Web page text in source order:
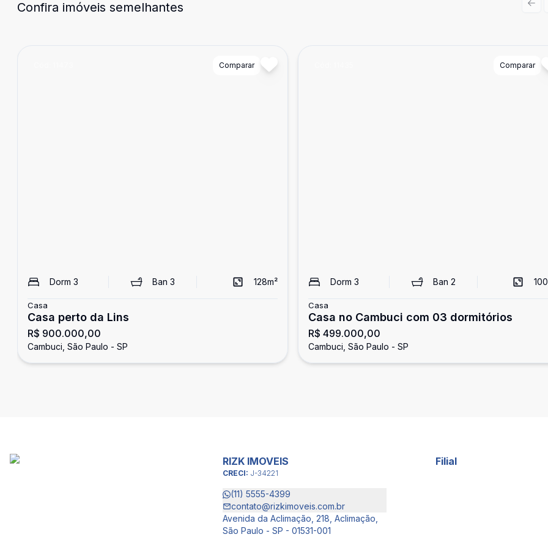
Confira imóveis semelhantes
Comparar
Dorm 3 Ban3 128m²
Casa
Casa perto da Lins
R$ 900.000,00
Cambuci, São Paulo - SP
Comparar
Dorm 3 Ban 2 100
Casa
Casa no Cambuci com 03 dormitórios
R$ 499.000,00
Cambuci, São Paulo - SP
RIZK IMOVEIS
CRECI: J-34221
(11) 5555-4399
contato@rizkimoveis.com.br
Avenida da Aclimação, 218, Aclimação,
São Paulo - SP - 01531-001
Filial